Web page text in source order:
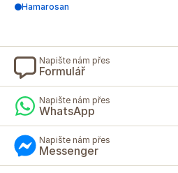
Hamarosan
Napište nám přes
Formulář
Napište nám přes
WhatsApp
Napište nám přes
Messenger